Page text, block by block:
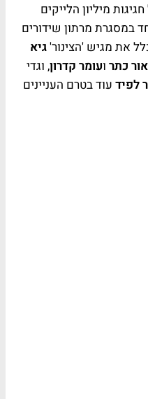
מיליון הלייקים
במסגרת מרתון שידורים
את מגיש 'הצינור'גיא
אור כתר ועומר קדרון, וגדי
לפיד עוד בטרם העניינים